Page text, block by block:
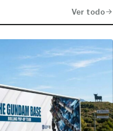
Ver todo